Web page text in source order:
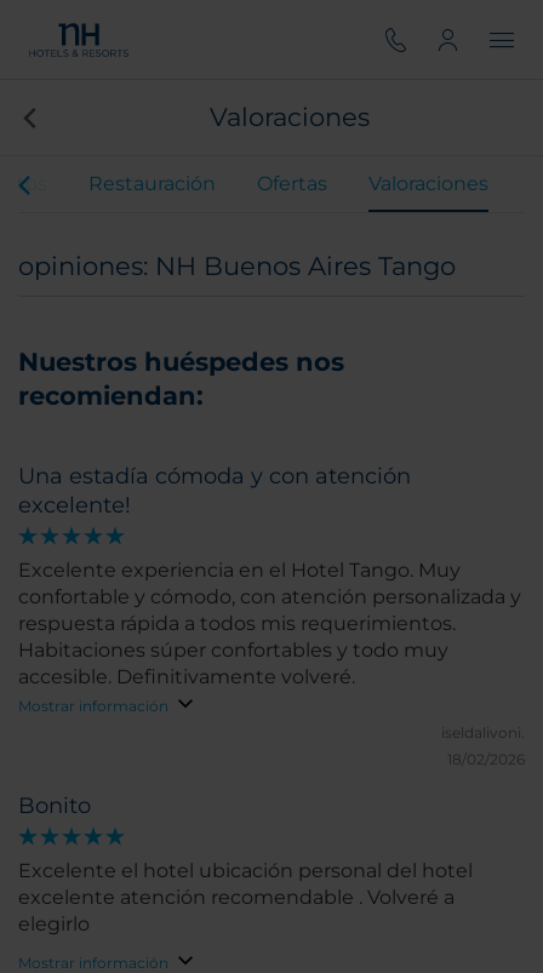
Valoraciones
Restauración Ofertas Valoraciones
opiniones: NH Buenos Aires Tango
Nuestros huéspedes nos
recomiendan:
Una estadía cómoda y con atención
excelente!
Excelente experiencia en el Hotel Tango. Muy
confortable y cómodo, con atención personalizada y
respuesta rápida a todos mis requerimientos.
Habitaciones súper confortables y todo muy
accesible. Definitivamente volveré.
Mostrar información
iseldalivoni.
18/02/2026
Bonito
Excelente el hotel ubicación personal del hotel
excelente atención recomendable . Volveré a
elegirlo
Mostrar información